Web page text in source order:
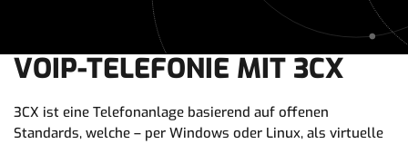
VOIP-TELEFONIE MIT 3CX
3CX ist eine Telefonanlage basierend auf offenen
Standards, welche – per Windows oder Linux, als virtuelle